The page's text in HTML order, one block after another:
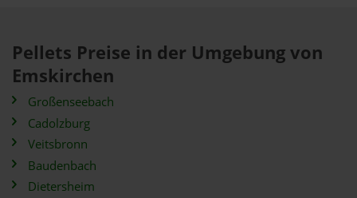
Pellets Preise in der Umgebung von
Emskirchen
Großenseebach
Cadolzburg
Veitsbronn
Baudenbach
Dietersheim